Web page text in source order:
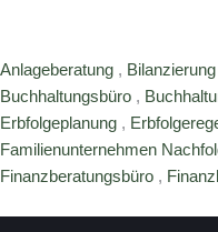
Anlageberatung , Bilanzierung
Buchhaltungsbüro ,
Erbfolgeplanung ,
Familienunternehmen
Finanzberatungsbüro ,